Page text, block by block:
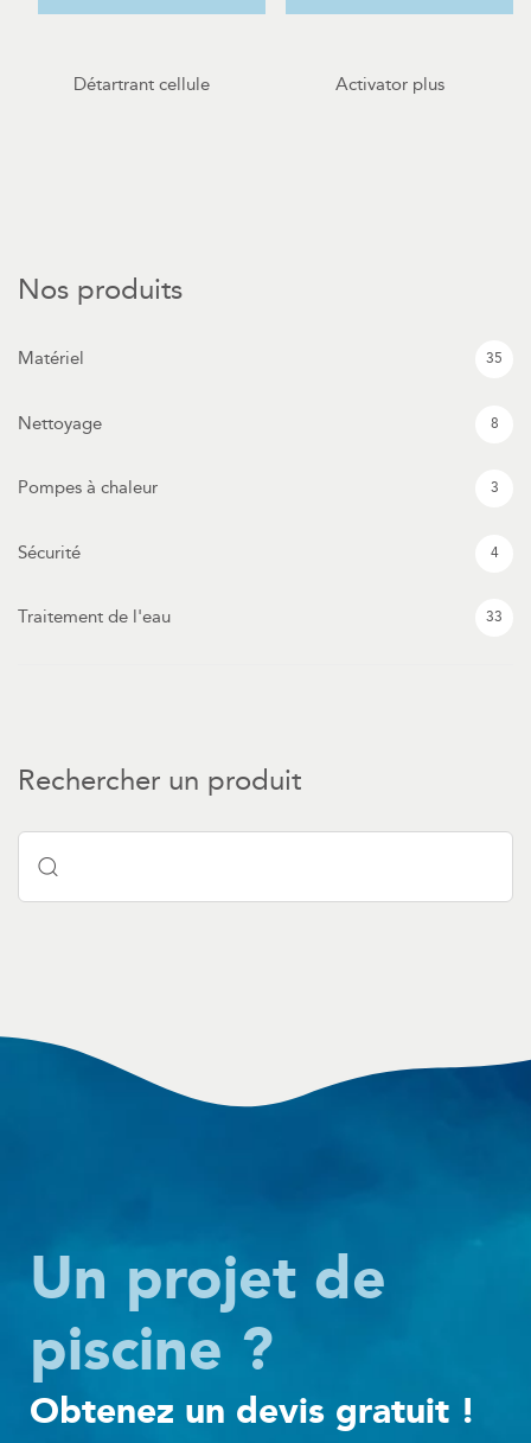
Détartrant cellule Activator plus
Nos produits
Matériel 35
Nettoyage 8
Pompes à chaleur 3
Sécurité 4
Traitement de l'eau 33
Rechercher un produit
Obtenez un devis gratuit !
Un projet de
piscine ?